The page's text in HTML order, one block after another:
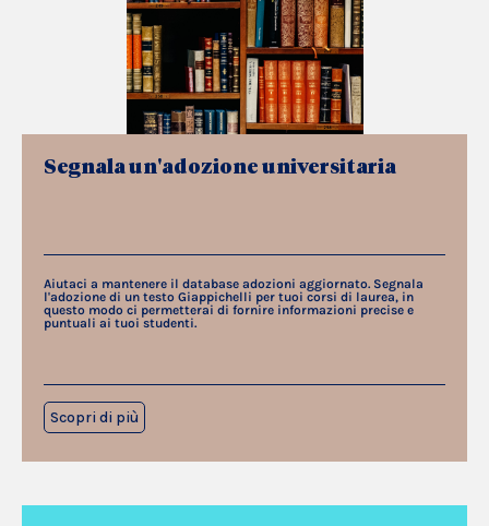
Segnala un'adozione universitaria
Aiutaci a mantenere il database adozioni aggiornato. Segnala
l'adozione di un testo Giappichelli per tuoi corsi di laurea, in
questo modo ci permetterai di fornire informazioni precise e
puntuali ai tuoi studenti.
Scopri di più